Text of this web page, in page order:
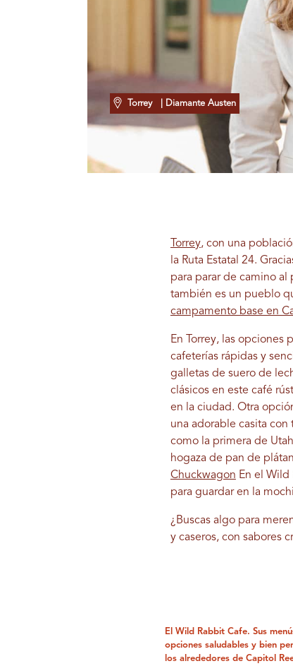
Torrey | Diamante Austen
Torrey, con una
la Ruta Estatal 24.
para parar de camino al
también es un pueblo
campamento base en
En Torrey, las opciones
cafeterías rápidas y
galletas de suero de
clásicos en este café
en la ciudad. Otra
una adorable casita
como la primera de Utah
hogaza de pan de
Chuckwagon En el
para guardar en la
¿Buscas algo para
y caseros, con sabores
El Wild Rabbit Cafe. Sus
opciones saludables y bien
los alrededores de Capitol